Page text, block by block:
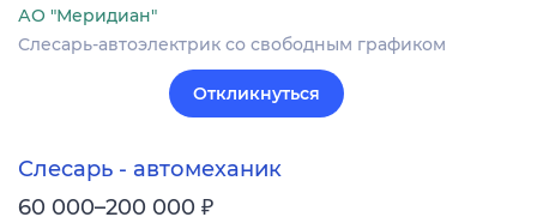
АО "Меридиан"
Слесарь-автоэлектрик со свободным графиком
Откликнуться
Слесарь - автомеханик
60 000–200 000 ₽